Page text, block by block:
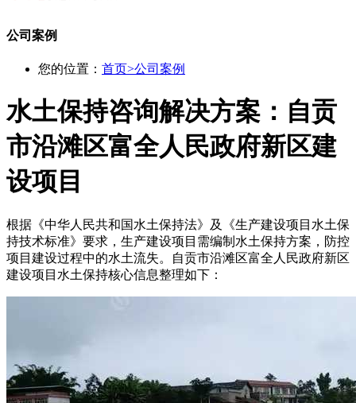
公司案例
您的位置： 首页>公司案例
水土保持咨询解决方案：自贡
市沿滩区富全人民政府新区建
设项目
根据《中华人民共和国水土保持法》及《生产建设项目水土保
持技术标准》要求，生产建设项目需编制水土保持方案，防控
项目建设过程中的水土流失。自贡市沿滩区富全人民政府新区
建设项目水土保持核心信息整理如下：